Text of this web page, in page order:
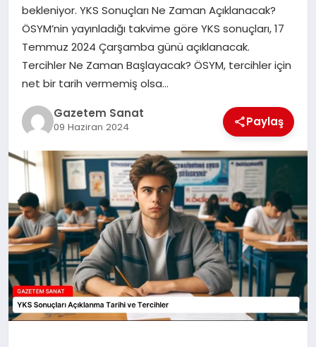
SAĞLIK
DÜNYA
EĞITIM
bekleniyor. YKS Sonuçları Ne Zaman Açıklanacak?
ÖSYM’nin yayınladığı takvime göre YKS sonuçları, 17
Temmuz 2024 Çarşamba günü açıklanacak.
Tercihler Ne Zaman Başlayacak? ÖSYM, tercihler için
net bir tarih vermemiş olsa…
Gazetem Sanat
09 Haziran 2024 Paylaş